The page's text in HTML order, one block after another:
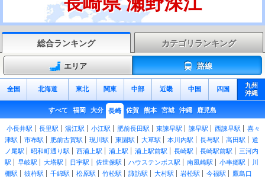
総合ランキング カテゴリランキング
エリア 路線
全国 北海道 東北 関東 中部 近畿 中国 四国
九州
沖縄
すべて 福岡 大分 長崎 佐賀 熊本 宮城 沖縄 鹿児島
小長井駅 長里駅 湯江駅 小江駅 肥前長田駅 東諫早駅 諫早駅 西諫早駅
喜々
津駅
市布駅 肥前古賀駅 現川駅 東園駅 大草駅 本川内駅 長与駅 高田駅
道
ノ尾駅
昭和町通り駅 西浦上駅 浦上駅 浦上駅前駅 長崎駅 長崎駅前駅
三河内
駅
早岐駅 大塔駅 日宇駅 佐世保駅 ハウステンボス駅 南風崎駅 小串郷駅
川
棚駅
彼杵駅 千綿駅 松原駅 竹松駅 諏訪駅 大村駅 岩松駅 今福駅
鷹島口